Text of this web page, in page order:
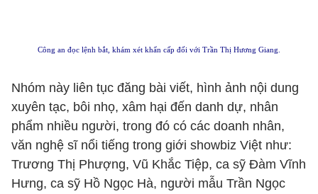
Công an đọc lệnh bắt, khám xét khẩn cấp đối với Trần Thị Hương Giang.
Nhóm này liên tục đăng bài viết, hình ảnh nội dung
xuyên tạc, bôi nhọ, xâm hại đến danh dự, nhân
phẩm nhiều người, trong đó có các doanh nhân,
văn nghệ sĩ nổi tiếng trong giới showbiz Việt như:
Trương Thị Phượng, Vũ Khắc Tiệp, ca sỹ Đàm Vĩnh
Hưng, ca sỹ Hồ Ngọc Hà, người mẫu Trần Ngọc